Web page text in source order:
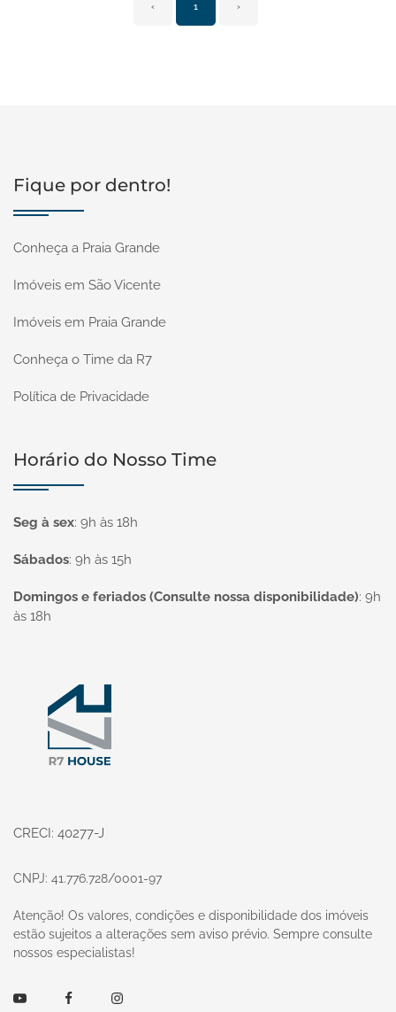
‹ 1 ›
Fique por dentro!
Conheça a Praia Grande
Imóveis em São Vicente
Imóveis em Praia Grande
Conheça o Time da R7
Política de Privacidade
Horário do Nosso Time
Seg à sex: 9h às 18h
Sábados: 9h às 15h
Domingos e feriados (Consulte nossa disponibilidade): 9h
às 18h
CRECI: 40277-J
CNPJ: 41.776.728/0001-97
Atenção! Os valores, condições e disponibilidade dos imóveis
estão sujeitos a alterações sem aviso prévio. Sempre consulte
nossos especialistas!
Youtube FacebookInstagram